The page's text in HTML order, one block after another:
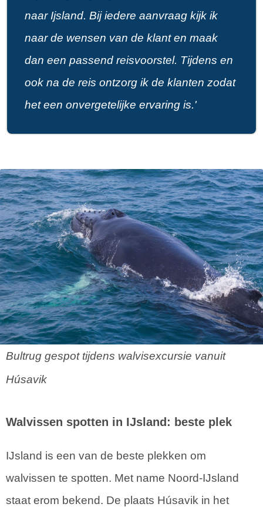
naar Ijsland. Bij iedere aanvraag kijk ik
naar de wensen van de klant en maak
dan een passend reisvoorstel. Tijdens en
ook na de reis ontzorg ik de klanten zodat
het een onvergetelijke ervaring is.'
Bultrug gespot tijdens walvisexcursie vanuit
Húsavik
Walvissen spotten in IJsland: beste plek
IJsland is een van de beste plekken om
walvissen te spotten. Met name Noord-IJsland
staat erom bekend. De plaats Húsavik in het